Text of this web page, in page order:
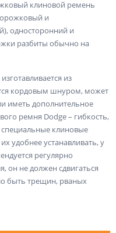
клиновой ремень
и
односторонний и
разбиты обычно на
из
кордовым шнуром, может
иметь дополнительное
ремня Dodge – гибкость,
клиновые
удобнее устанавливать, у
регулярно
он не должен сдвигаться
быть трещин, рваных